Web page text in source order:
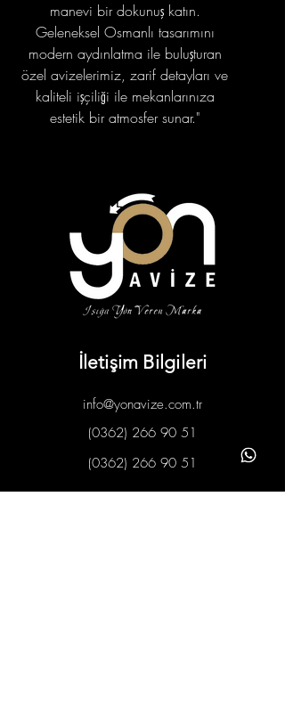
manevi bir dokunuş katın.
Geleneksel Osmanlı tasarımını
modern aydınlatma ile buluşturan
özel avizelerimiz, zarif detayları ve
kaliteli işçiliği ile mekanlarınıza
estetik bir atmosfer sunar."
İletişim Bilgileri
info@yonavize.com.tr
(0362) 266 90 51
(0362) 266 90 51